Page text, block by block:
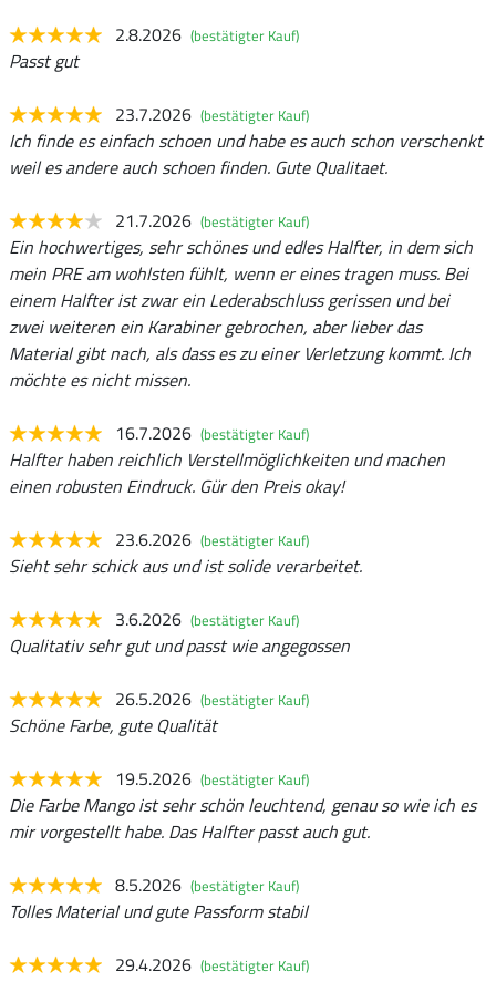
2.8.2026 (bestätigter Kauf)
Passt gut
23.7.2026 (bestätigter Kauf)
Ich finde es einfach schoen und habe es auch schon verschenkt
weil es andere auch schoen finden. Gute Qualitaet.
21.7.2026 (bestätigter Kauf)
Ein hochwertiges, sehr schönes und edles Halfter, in dem sich
mein PRE am wohlsten fühlt, wenn er eines tragen muss. Bei
einem Halfter ist zwar ein Lederabschluss gerissen und bei
zwei weiteren ein Karabiner gebrochen, aber lieber das
Material gibt nach, als dass es zu einer Verletzung kommt. Ich
möchte es nicht missen.
16.7.2026 (bestätigter Kauf)
Halfter haben reichlich Verstellmöglichkeiten und machen
einen robusten Eindruck. Gür den Preis okay!
23.6.2026 (bestätigter Kauf)
Sieht sehr schick aus und ist solide verarbeitet.
3.6.2026 (bestätigter Kauf)
Qualitativ sehr gut und passt wie angegossen
26.5.2026 (bestätigter Kauf)
Schöne Farbe, gute Qualität
19.5.2026 (bestätigter Kauf)
Die Farbe Mango ist sehr schön leuchtend, genau so wie ich es
mir vorgestellt habe. Das Halfter passt auch gut.
8.5.2026 (bestätigter Kauf)
Tolles Material und gute Passform stabil
29.4.2026 (bestätigter Kauf)